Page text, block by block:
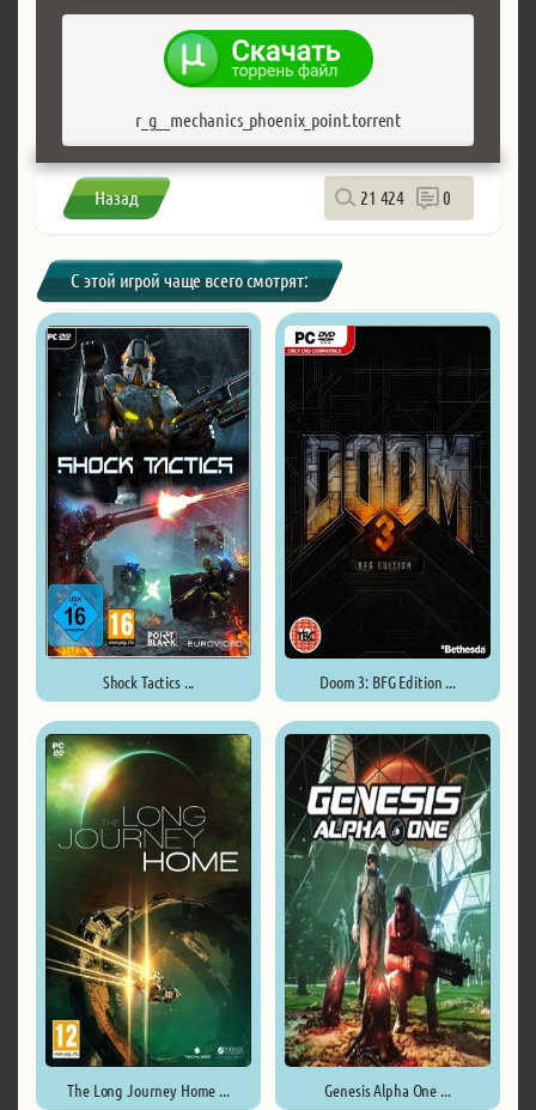
r_g__mechanics_phoenix_point.torrent
Назад 21 424 0
С этой игрой чаще всего смотрят:
Shock Tactics ... Doom 3: BFG Edition ...
The Long Journey Home ... Genesis Alpha One ...